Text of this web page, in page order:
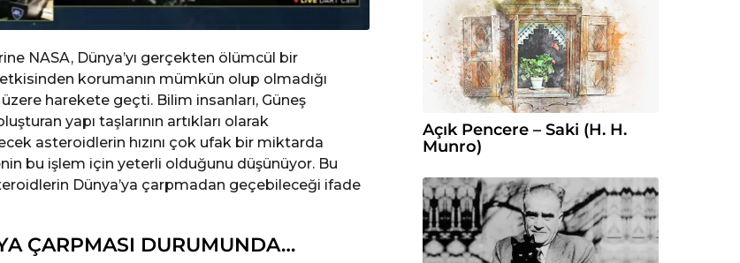
NASA, Dünya’yı gerçekten ölümcül bir
korumanın mümkün olup olmadığı
harekete geçti. Bilim insanları, Güneş
yapı taşlarının artıkları olarak
asteroidlerin hızını çok ufak bir miktarda
bu işlem için yeterli olduğunu düşünüyor. Bu
Dünya’ya çarpmadan geçebileceği ifade
ÇARPMASI DURUMUNDA…
Açık Pencere – Saki (H. H.
Munro)